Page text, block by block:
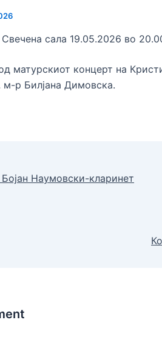
сала 19.05.2026 во
матурскиот концерт на
м-р Билјана Димовска.
Наумовски-кларинет